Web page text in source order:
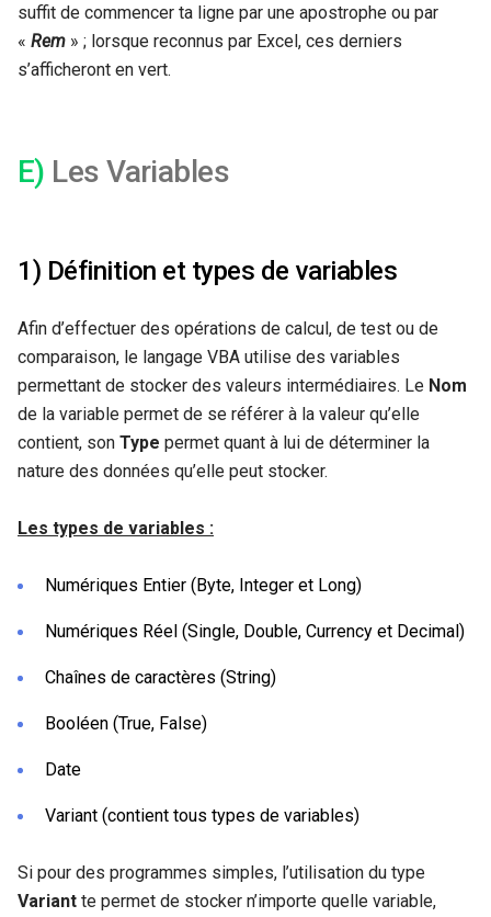
suffit de commencer ta ligne par une apostrophe ou par
« Rem » ; lorsque reconnus par Excel, ces derniers
s’afficheront en vert.
E) Les Variables
1) Définition et types de variables
Afin d’effectuer des opérations de calcul, de test ou de
comparaison, le langage VBA utilise des variables
permettant de stocker des valeurs intermédiaires. Le Nom
de la variable permet de se référer à la valeur qu’elle
contient, son Type permet quant à lui de déterminer la
nature des données qu’elle peut stocker.
Les types de variables :
Numériques Entier (Byte, Integer et Long)
Numériques Réel (Single, Double, Currency et Decimal)
Chaînes de caractères (String)
Booléen (True, False)
Date
Variant (contient tous types de variables)
Si pour des programmes simples, l’utilisation du type
Variant te permet de stocker n’importe quelle variable,